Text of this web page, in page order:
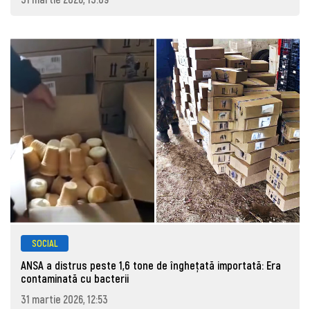
SOCIAL
ANSA a distrus peste 1,6 tone de înghețată importată: Era
contaminată cu bacterii
31 martie 2026, 12:53